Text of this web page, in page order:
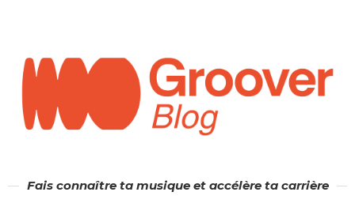
Fais connaître ta musique et accélère ta carrière